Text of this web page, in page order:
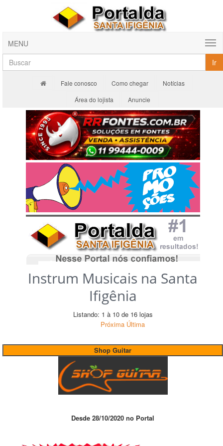
MENU
Ir
Fale conosco Como chegar
Notícias
Área do lojista
Anuncie
Instrum Musicais na Santa
Ifigênia
Listando: 1 à 10 de 16 lojas
Próxima Última
Shop Guitar
Desde 28/10/2020 no Portal